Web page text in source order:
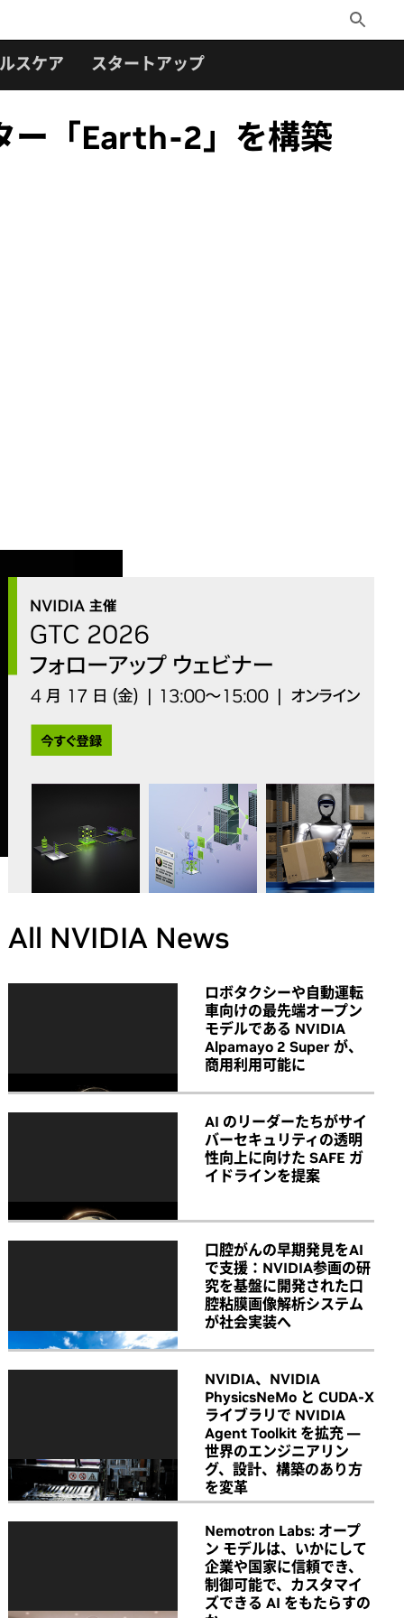
Toggle
Search
スケア スタートアップ
ー「Earth-2」を構築
All NVIDIA News
ロボタクシーや自動運転
車向けの最先端オープン
モデルである NVIDIA
Alpamayo 2 Super が、
商用利用可能に
AI のリーダーたちがサイ
バーセキュリティの透明
性向上に向けた SAFE ガ
イドラインを提案
口腔がんの早期発見をAI
で支援：NVIDIA参画の研
究を基盤に開発された口
腔粘膜画像解析システム
が社会実装へ
NVIDIA、NVIDIA
PhysicsNeMo と CUDA-X
ライブラリで NVIDIA
Agent Toolkit を拡充 ―
世界のエンジニアリン
グ、設計、構築のあり方
を変革
Nemotron Labs: オープ
ン モデルは、いかにして
企業や国家に信頼でき、
制御可能で、カスタマイ
ズできる AI をもたらすの